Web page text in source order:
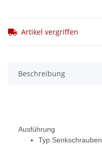
Artikel vergriffen
Beschreibung
Ausführung
Typ Senkschrauben